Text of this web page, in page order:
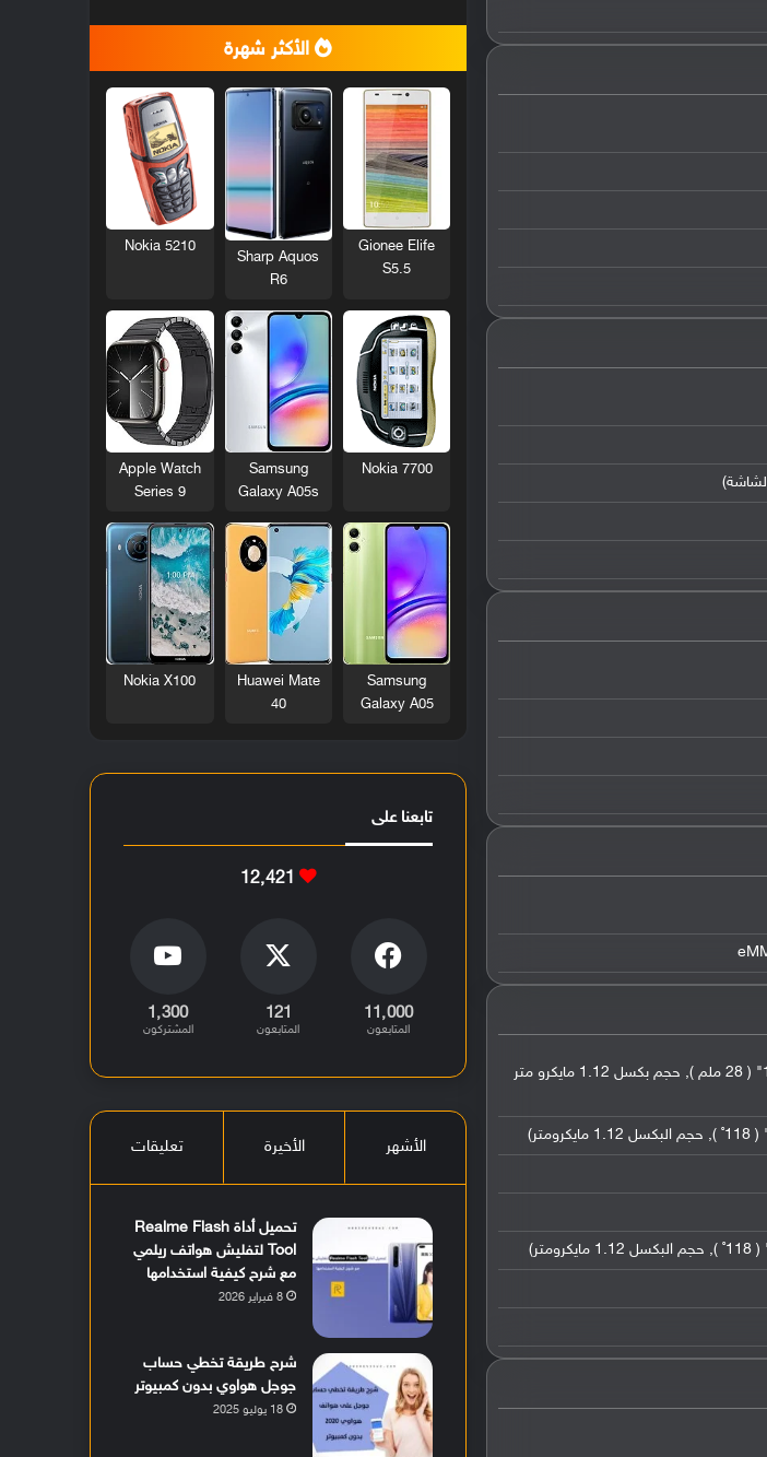
عدسة واسعة بدقة 13 ميجابكسل ( فتحة عدسة f/2.2, حجم مستشعر 1/3.1" ( 28 ملم ), حجم بكسل 1.12 مايكرو متر
الأكثر شهرة
Gionee Elife
S5.5
Sharp Aquos
R6
Nokia 5210
Nokia 7700
Samsung
Galaxy A05s
Apple Watch
Series 9
Samsung
Galaxy A05
Huawei Mate
40
Nokia X100
تابعنا على
12٬421
11٬000
المتابعون
121
المتابعون
1٬300
المشتركون
الأشهر الأخيرة تعليقات
تحميل أداة Realme Flash
Tool لتفليش هواتف ريلمي
مع شرح كيفية استخدامها
8 فبراير 2026
شرح طريقة تخطي حساب
جوجل هواوي بدون كمبيوتر
18 يوليو 2025